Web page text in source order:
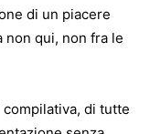
di un piacere
non qui, non fra le
di tutte